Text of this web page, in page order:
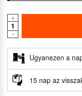
+
-
Ugyanezen a
15 nap az